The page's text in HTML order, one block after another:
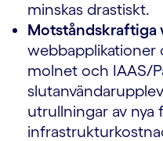
minskas drastiskt.
Motståndskraftiga
webbapplikationer
molnet och IAAS/
utrullningar av nya